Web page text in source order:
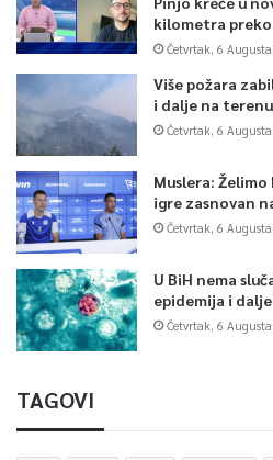
kilometra preko
Četvrtak, 6
Više požara
i dalje na
Četvrtak, 6
Muslera:
igre zasnovan
Četvrtak, 6
U BiH nema
epidemija i
Četvrtak, 6
TAGOVI